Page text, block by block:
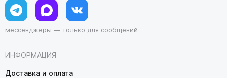
ИНФОРМАЦИЯ
Доставка и оплата
мессенджеры — только для сообщений